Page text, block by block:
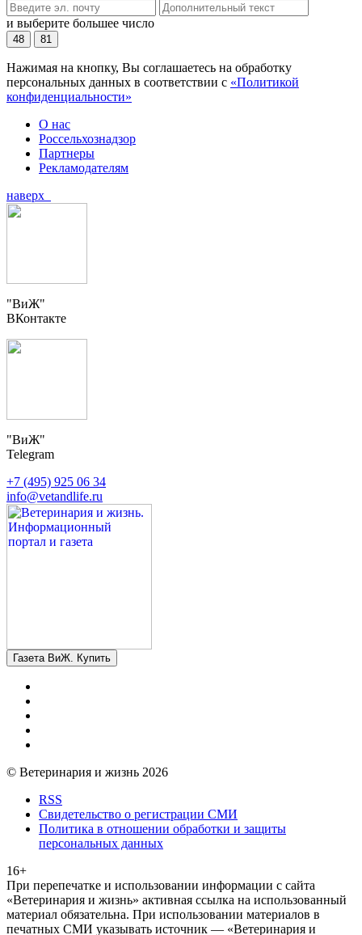
и выберите большее число
48 81
Нажимая на кнопку, Вы соглашаетесь на обработку
персональных данных в соответствии с «Политикой
конфиденциальности»
О нас
Россельхознадзор
Партнеры
Рекламодателям
наверх
"ВиЖ"
ВКонтакте
"ВиЖ"
Telegram
+7 (495) 925 06 34
info@vetandlife.ru
Газета ВиЖ. Купить
© Ветеринария и жизнь 2026
RSS
Свидетельство о регистрации СМИ
Политика в отношении обработки и защиты
персональных данных
16+
При перепечатке и использовании информации с сайта
«Ветеринария и жизнь» активная ссылка на использованный
материал обязательна. При использовании материалов в
печатных СМИ указывать источник — «Ветеринария и